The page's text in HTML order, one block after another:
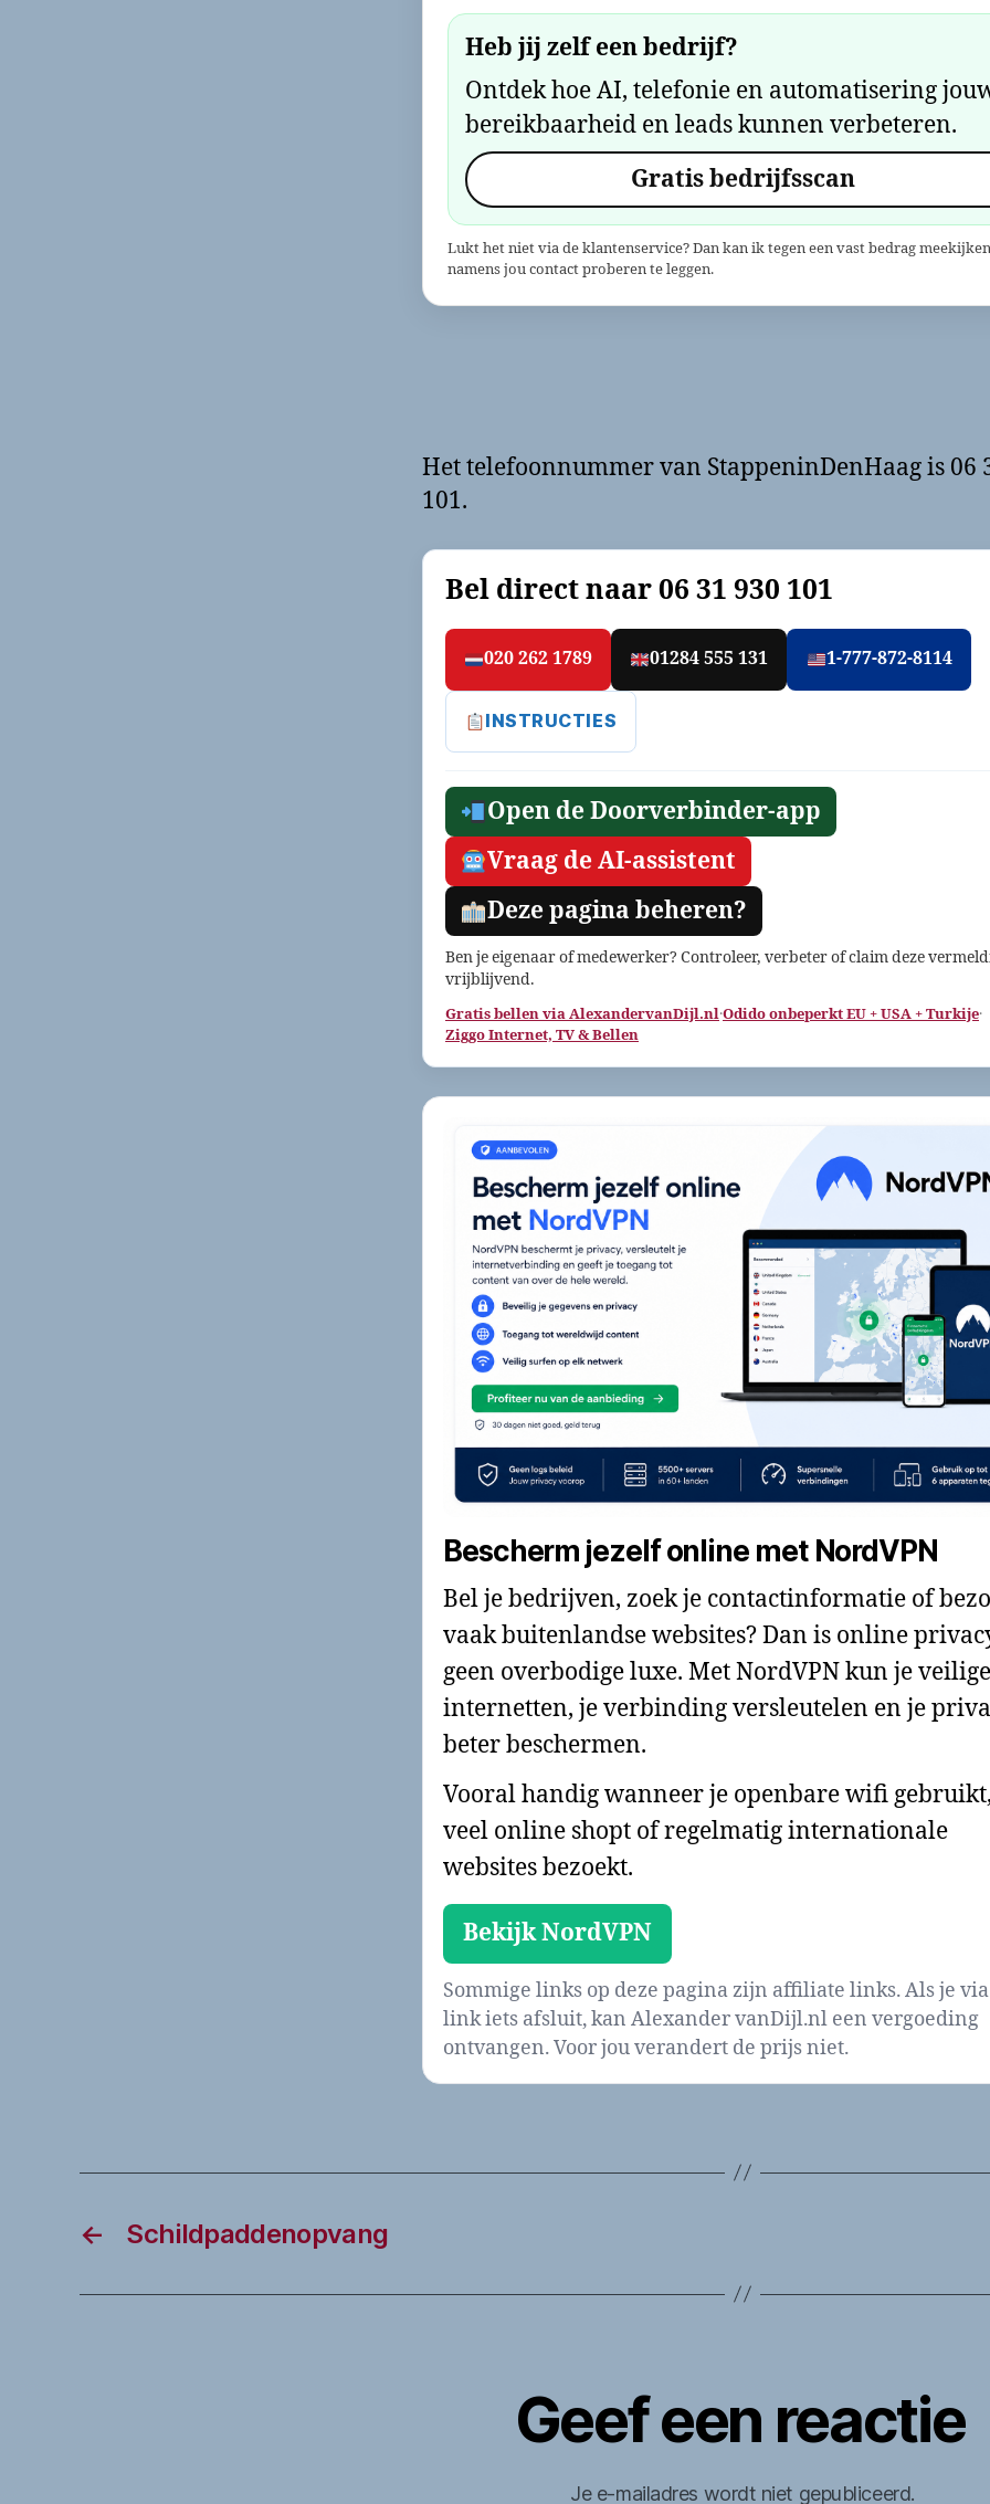
Heb jij zelf een bedrijf?
Ontdek hoe AI, telefonie en automatisering
bereikbaarheid en leads kunnen verbeteren.
Gratis bedrijfsscan
Lukt het niet via de klantenservice? Dan kan ik tegen een vast bedrag
namens jou contact proberen te leggen.
Het telefoonnummer van StappeninDenHaag is 06
101.
Bel direct naar06 31 930 101
020 262 1789 01284 555 131 1-777-872-8114
INSTRUCTIES
Open de Doorverbinder-app
Vraag de AI-assistent
Deze pagina beheren?
Ben je eigenaar of medewerker? Controleer, verbeter of claim deze
vrijblijvend.
Gratis bellen via AlexandervanDijl.nl·Odido onbeperkt EU + USA + Turkije·
Ziggo Internet, TV & Bellen
Bescherm jezelf online met NordVPN
Bel je bedrijven, zoek je contactinformatie of
vaak buitenlandse websites? Dan is online
geen overbodige luxe. Met NordVPN kun je
internetten, je verbinding versleutelen en je
beter beschermen.
Vooral handig wanneer je openbare wifi
veel online shopt of regelmatig internationale
websites bezoekt.
Bekijk NordVPN
Sommige links op deze pagina zijn affiliate links. Als je via
link iets afsluit, kan Alexander vanDijl.nl een vergoeding
ontvangen. Voor jou verandert de prijs niet.
← Schildpaddenopvang
Geef een reactie
Je e-mailadres wordt niet gepubliceerd.